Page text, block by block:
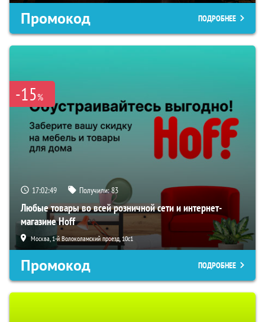
Промокод ПОДРОБНЕЕ
-15%
17:02:48 Получили:83
Любые товары во всей розничной сети и интернет-
магазине Hoff
Москва, 1-й Волоколамский проезд, 10с1
Промокод ПОДРОБНЕЕ